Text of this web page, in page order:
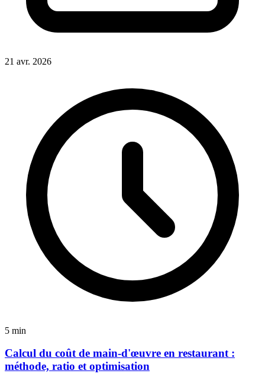
21 avr. 2026
5 min
Calcul du coût de main-d'œuvre en restaurant :
méthode, ratio et optimisation